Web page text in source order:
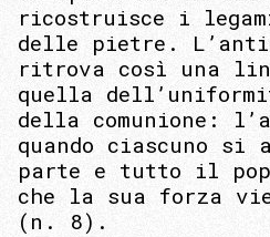
ricostruisce i
delle pietre.
ritrova così una
quella
della comunione:
quando ciascuno si
parte e tutto il
che la sua forza
(n. 8).